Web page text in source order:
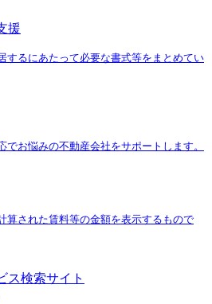
援
するにあたって必要な書式等をまとめてい
でお悩みの不動産会社をサポートします。
算された賃料等の金額を表示するもので
ス検索サイト